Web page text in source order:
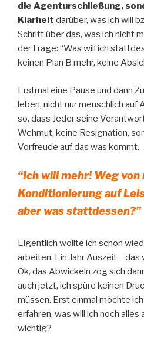
die Agenturschließung,
Klarheit darüber, was ich will
Schritt über das, was ich nicht
der Frage: “Was will ich
keinen Plan B mehr, keine
Erstmal eine Pause und dann
leben, nicht nur menschlich auf
so, dass Jeder seine
Wehmut, keine Resignation,
Vorfreude auf das was kommt.
“Ich will mehr! Weg von
Konditionierung auf
aber was stattdessen?”
Eigentlich wollte ich schon
arbeiten. Ein Jahr Auszeit –
Ok, das Abwickeln zog sich
auch jetzt, ich spüre keinen
müssen. Erst einmal möchte
erfahren, was will ich noch
wichtig?